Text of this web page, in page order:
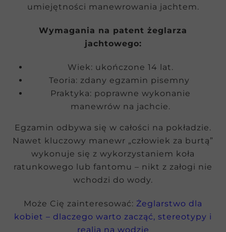
umiejętności manewrowania jachtem.
Wymagania na patent żeglarza
jachtowego:
Wiek: ukończone 14 lat.
Teoria: zdany egzamin pisemny
Praktyka: poprawne wykonanie
manewrów na jachcie.
Egzamin odbywa się w całości na pokładzie.
Nawet kluczowy manewr „człowiek za burtą”
wykonuje się z wykorzystaniem koła
ratunkowego lub fantomu – nikt z załogi nie
wchodzi do wody.
Może Cię zainteresować: Żeglarstwo dla
kobiet – dlaczego warto zacząć, stereotypy i
realia na wodzie